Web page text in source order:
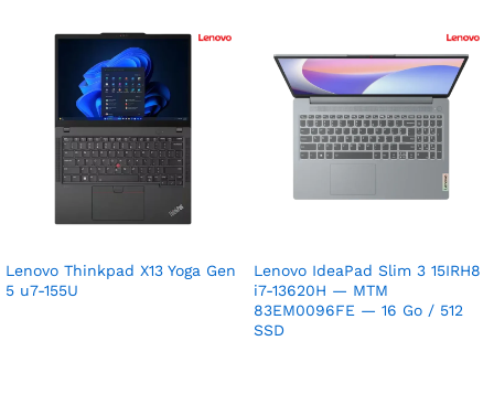
Lenovo Thinkpad X13 Yoga Gen
5 u7-155U
Lenovo IdeaPad Slim 3 15IRH8
i7-13620H — MTM
83EM0096FE — 16 Go / 512
SSD